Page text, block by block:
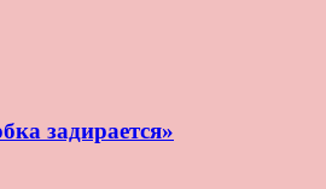
задирается»